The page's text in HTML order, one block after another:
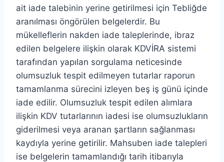
ait iade talebinin yerine getirilmesi için Tebliğde
aranılması öngörülen belgelerdir. Bu
mükelleflerin nakden iade taleplerinde, ibraz
edilen belgelere ilişkin olarak KDVİRA sistemi
tarafından yapılan sorgulama neticesinde
olumsuzluk tespit edilmeyen tutarlar raporun
tamamlanma sürecini izleyen beş iş günü içinde
iade edilir. Olumsuzluk tespit edilen alımlara
ilişkin KDV tutarlarının iadesi ise olumsuzlukların
giderilmesi veya aranan şartların sağlanması
kaydıyla yerine getirilir. Mahsuben iade talepleri
ise belgelerin tamamlandığı tarih itibarıyla